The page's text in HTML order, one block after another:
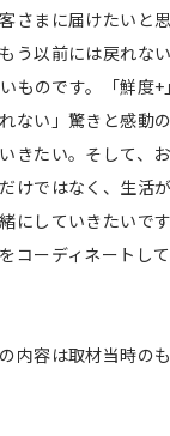
さまに届けたいと
う以前には戻れな
ものです。「鮮度+
ない」驚きと感動
きたい。そして、
けではなく、生活
にしていきたいで
コーディネートし
内容は取材当時のも